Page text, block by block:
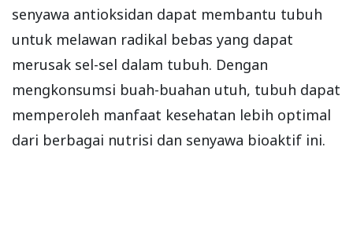
senyawa antioksidan dapat membantu tubuh
untuk melawan radikal bebas yang dapat
merusak sel-sel dalam tubuh. Dengan
mengkonsumsi buah-buahan utuh, tubuh dapat
memperoleh manfaat kesehatan lebih optimal
dari berbagai nutrisi dan senyawa bioaktif ini.